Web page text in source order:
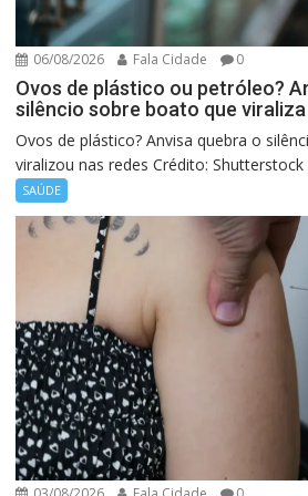
06/08/2026 Fala Cidade 0
Ovos de plástico ou petróleo?
silêncio sobre boato que
Ovos de plástico? Anvisa quebra o
viralizou nas redes Crédito: Shutterstock
SAÚDE